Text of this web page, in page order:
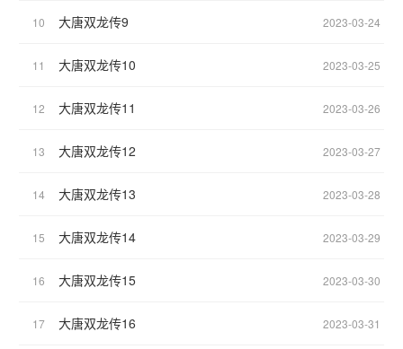
12、长相思cp相柳（完成）
10、玉骨遥cp时影（完程）
8、终极笔记cp小哥（完成）
6、香蜜沉沉烬如霜cp润玉（完成）
4、少年歌行cp赵玉真（完成）
2、三生三世十里桃花cp东华（完成）
10 大唐双龙传9 2023-03-24
11 大唐双龙传10 2023-03-25
12 大唐双龙传11 2023-03-26
13 大唐双龙传12 2023-03-27
14 大唐双龙传13 2023-03-28
15 大唐双龙传14 2023-03-29
16 大唐双龙传15 2023-03-30
17 大唐双龙传16 2023-03-31